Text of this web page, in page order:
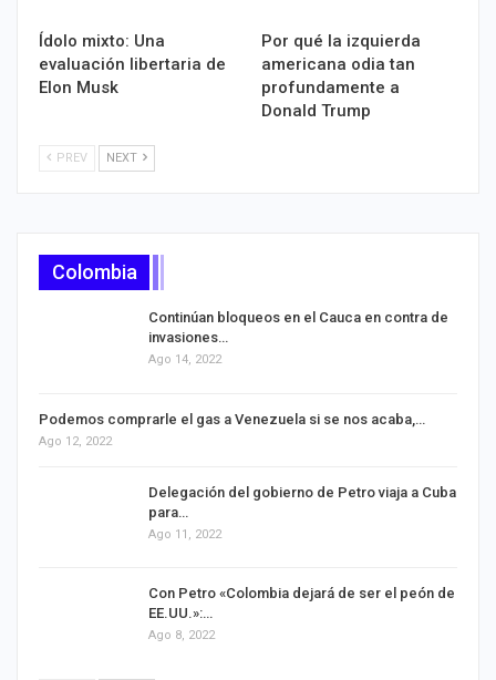
Ídolo mixto: Una
evaluación libertaria de
Elon Musk
Por qué la izquierda
americana odia tan
profundamente a
Donald Trump
PREV NEXT
Colombia
Continúan bloqueos en el Cauca en contra de
invasiones…
Ago 14, 2022
Podemos comprarle el gas a Venezuela si se nos acaba,…
Ago 12, 2022
Delegación del gobierno de Petro viaja a Cuba
para…
Ago 11, 2022
Con Petro «Colombia dejará de ser el peón de
EE.UU.»:…
Ago 8, 2022